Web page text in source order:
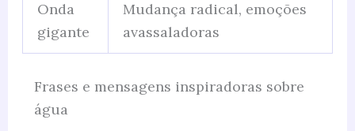
Onda
gigante
Mudança radical, emoções
avassaladoras
Frases e mensagens inspiradoras sobre
água